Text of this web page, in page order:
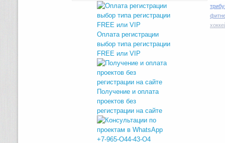
Оплата регистрации
выбор типа регистрации
FREE или VIP
Получение и оплата
проектов без
регистрации на сайте